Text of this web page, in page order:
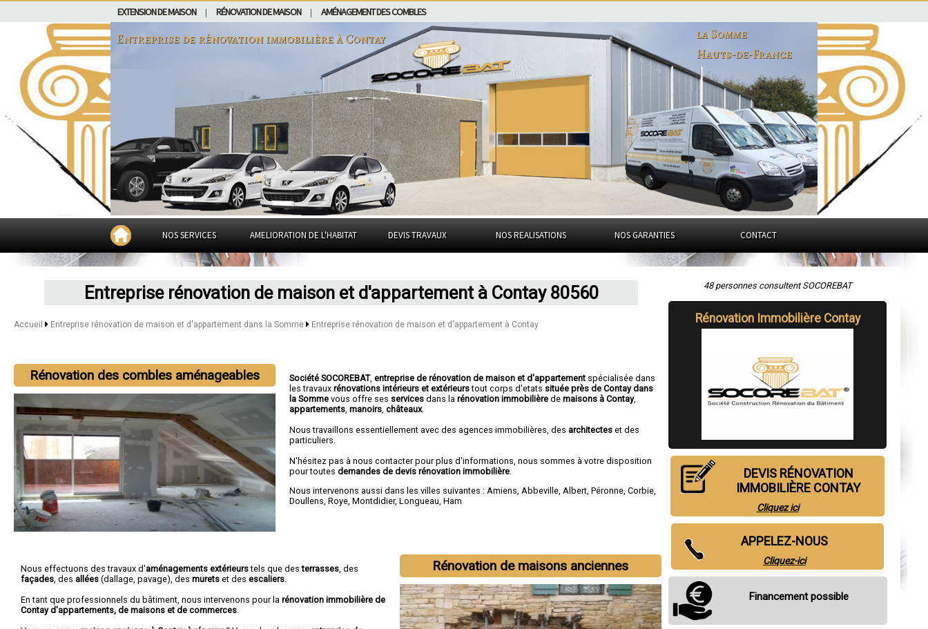
EXTENSION DE MAISON RÉNOVATION DE MAISON AMÉNAGEMENT DES COMBLES
Entreprise de rénovation immobilière àContay
la Somme
Hauts-de-France
NOS SERVICES AMELIORATION DE L'HABITAT DEVIS TRAVAUX NOS REALISATIONS NOS GARANTIES CONTACT
Entreprise rénovation de maison et d'appartement à Contay 80560
Accueil Entreprise rénovation de maison et d'appartement dans la Somme Entreprise rénovation de maison et d'appartement à Contay
Rénovation des combles aménageables Société SOCOREBAT,entreprise de rénovation de maison et d'appartement spécialisée dans
les travauxrénovations intérieurs et extérieurstout corps d'etats située près de Contay dans
la Sommevous offre ses services dans larénovation immobilière demaisons à Contay,
appartements ,manoirs ,châteaux.
Nous travaillons essentiellement avec des agences immobilières, des architectes et des
particuliers.
N'hésitez pas à nous contacter pour plus d'informations, nous sommes à votre disposition
pour toutesdemandes de devis rénovation immobilière
Nous intervenons aussi dans les villes suivantes : Amiens Abbeville Albert ,Péronne ,Corbie
Doullens ,Roye ,Montdidier,Longueau ,Ham
Rénovation de maisons anciennes
Nous effectuons des travaux d'aménagements extérieurstels que desterrasses , des
façades , des allées (dallage, pavage), des murets et des escaliers
En tant que professionnels du bâtiment, nous intervenons pour la rénovation immobilière de
Contay d'appartements, de maisons et de commerces
48 personnes consultent SOCOREBAT
Rénovation Immobilière Contay
DEVIS RÉNOVATION
IMMOBILIÈRE CONTAY
Cliquez ici
APPELEZ-NOUS
Cliquez-ici
Financement possible